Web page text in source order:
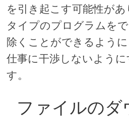
を引き起こす可能性が
タイプのプログラムを
除くことができるよう
仕事に干渉しないよう
す。
ファイルのダ